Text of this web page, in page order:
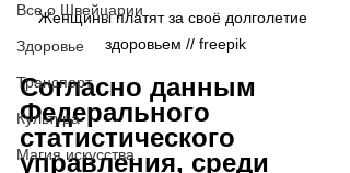
Все о Швейцарии
Здоровье
Транспорт
Культура
Магия искусства
Женщины платят за своё долголетие
здоровьем // freepik
Согласно данным
Федерального
статистического
управления, среди